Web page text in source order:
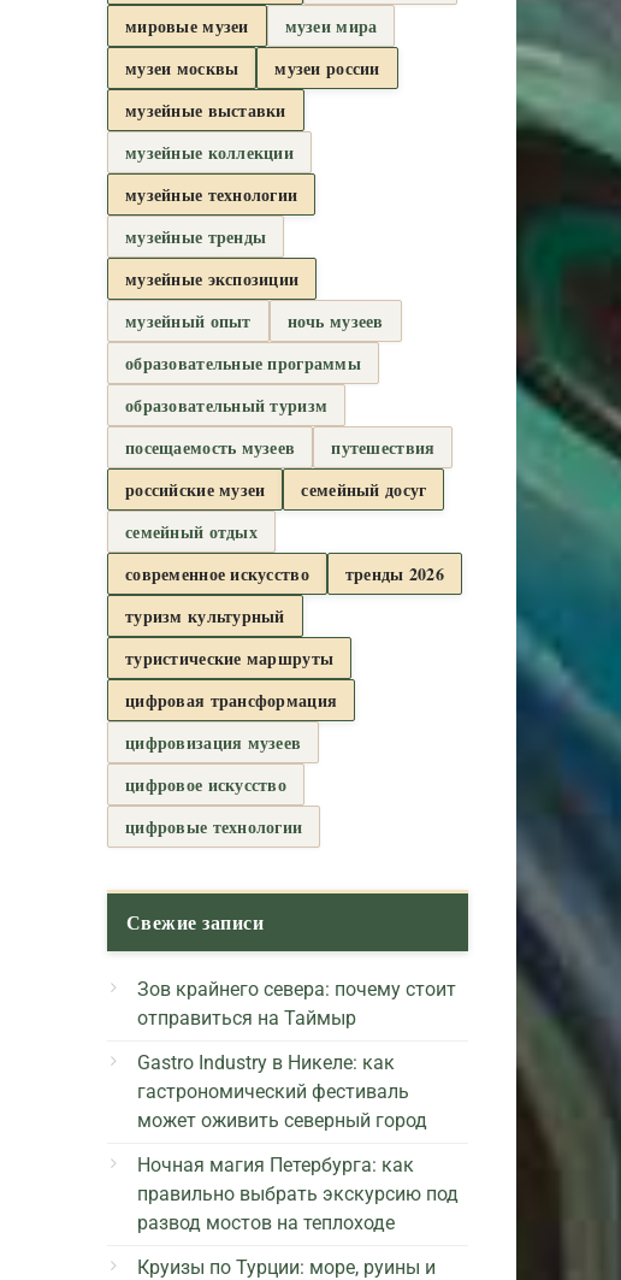
мировые музеи
музеи мира
музеи москвы
музеи россии
музейные выставки
музейные коллекции
музейные технологии
музейные тренды
музейные экспозиции
музейный опыт
ночь музеев
образовательные программы
образовательный туризм
посещаемость музеев
путешествия
российские музеи
семейный досуг
семейный отдых
современное искусство
тренды 2026
туризм культурный
туристические маршруты
цифровая трансформация
цифровизация музеев
цифровое искусство
цифровые технологии
Свежие записи
Зов крайнего севера: почему стоит
отправиться на Таймыр
Gastro Industry в Никеле: как
гастрономический фестиваль
может оживить северный город
Ночная магия Петербурга: как
правильно выбрать экскурсию под
развод мостов на теплоходе
Круизы по Турции: море, руины и